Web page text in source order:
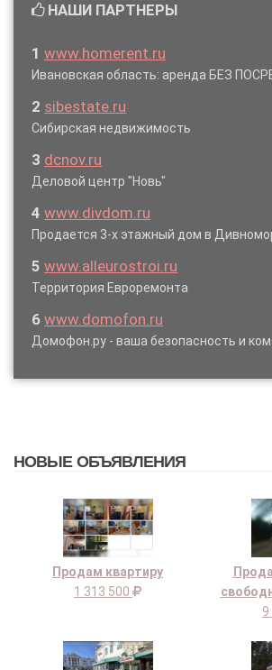
НАШИ ПАРТНЕРЫ
1 www.homerent.ru
Ивановская область: аренда БЕЗ
2 sibestate.ru
Сибирская недвижимость
3 dcnov.ru
Деловой центр "Новь"
4 www.divdom.ru
Продается 3-х этажный дом в
5 www.alleurostroi.ru
Территория Евроремонта
6 www.domofon.ru
Домофон.ру - ваша безопасность и
НОВЫЕ ОБЪЯВЛЕНИЯ
Продам квартиру
1 313 500
9